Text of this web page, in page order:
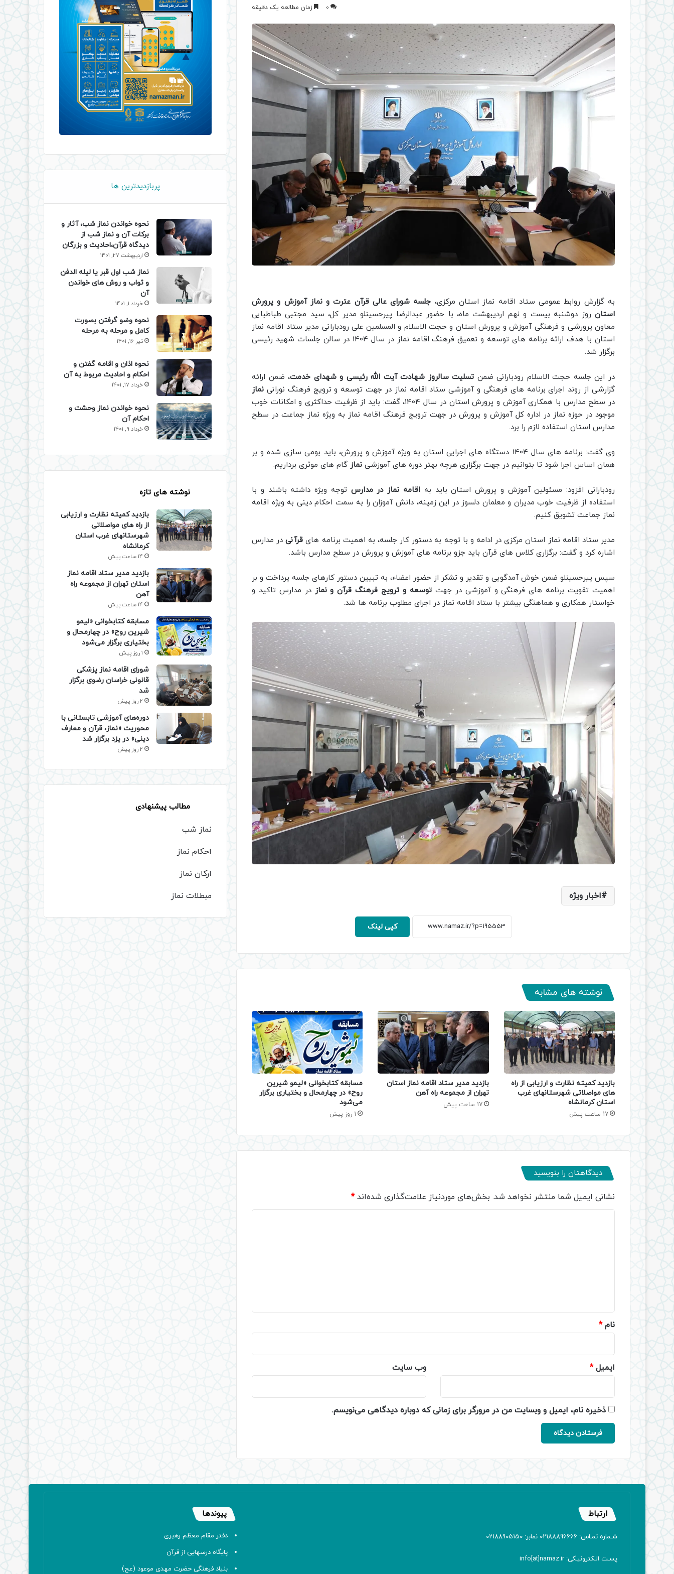
0 زمان مطالعه یک دقیقه
به گزارش روابط عمومی ستاد اقامه نماز استان مرکزی، جلسه شورای عالی قرآن عترت و نماز آموزش و پرورش
استان روز دوشنبه بیست و نهم اردیبهشت ماه، با حضور عبدالرضا پیرحسینلو مدیر کل، سید مجتبی طباطبایی
معاون پرورشی و فرهنگی آموزش و پرورش استان و حجت الاسلام و المسلمین علی رودبارانی مدیر ستاد اقامه نماز
استان با هدف ارائه برنامه های توسعه و تعمیق فرهنگ اقامه نماز در سال 1404 در سالن جلسات شهید رئیسی
برگزار شد.
در این جلسه حجت الاسلام رودبارانی ضمن تسلیت سالروز شهادت آیت الله رئیسی و شهدای خدمت، ضمن ارائه
گزارشی از روند اجرای برنامه های فرهنگی و آموزشی ستاد اقامه نماز در جهت توسعه و ترویج فرهنگ نورانی نماز
در سطح مدارس با همکاری آموزش و پرورش استان در سال 1404، گفت: باید از ظرفیت حداکثری و امکانات خوب
موجود در حوزه نماز در اداره کل آموزش و پرورش در جهت ترویج فرهنگ اقامه نماز به ویژه نماز جماعت در سطح
مدارس استان استفاده لازم را برد.
وی گفت: برنامه های سال 1404 دستگاه های اجرایی استان به ویژه آموزش و پرورش، باید بومی سازی شده و بر
همان اساس اجرا شود تا بتوانیم در جهت برگزاری هرچه بهتر دوره های آموزشی نماز گام های موثری برداریم.
رودبارانی افزود: مسئولین آموزش و پرورش استان باید به اقامه نماز در مدارس توجه ویژه داشته باشند و با
استفاده از ظرفیت خوب مدیران و معلمان دلسوز در این زمینه، دانش آموزان را به سمت احکام دینی به ویژه اقامه
نماز جماعت تشویق کنیم.
مدیر ستاد اقامه نماز استان مرکزی در ادامه و با توجه به دستور کار جلسه، به اهمیت برنامه های قرآنیدر مدارس
اشاره کرد و گفت: برگزاری کلاس های قرآن باید جزو برنامه های آموزش و پرورش در سطح مدارس باشد.
سپس پیرحسینلو ضمن خوش آمدگویی و تقدیر و تشکر از حضور اعضاء، به تبیین دستور کارهای جلسه پرداخت و بر
اهمیت تقویت برنامه های فرهنگی و آموزشی در جهتتوسعه و ترویج فرهنگ قرآن و نماز در مدارس تاکید و
خواستار همکاری و هماهنگی بیشتر با ستاد اقامه نماز در اجرای مطلوب برنامه ها شد.
اخبار ویژه
کپی لینک
نوشته های مشابه
بازدید کمیته نظارت و ارزیابی از راه
های مواصلاتی شهرستانهای غرب
استان کرمانشاه
17 ساعت پیش
بازدید مدیر ستاد اقامه نماز استان
تهران از مجموعه راه آهن
17 ساعت پیش
مسابقه کتابخوانی «لیمو شیرین
روح» در چهارمحال و بختیاری برگزار
می‌شود
1 روز پیش
دیدگاهتان را بنویسید
نشانی ایمیل شما منتشر نخواهد شد. بخش‌های موردنیاز علامت‌گذاری شده‌اند*
نام*
ایمیل* وب‌ سایت
ذخیره نام، ایمیل و وبسایت من در مرورگر برای زمانی که دوباره دیدگاهی می‌نویسم.
پربازدیدترین ها
نحوه خواندن نماز شب، آثار و
برکات آن و نماز شب از
دیدگاه قرآن،احادیث و بزرگان
اردیبهشت 27, 1401
نماز شب اول قبر یا لیله الدفن
و ثواب و روش های خواندن
آن
خرداد 1, 1401
نحوه وضو گرفتن بصورت
کامل و مرحله به مرحله
تیر 16, 1401
نحوه اذان و اقامه گفتن و
احکام و احادیث مربوط به آن
خرداد 17, 1401
نحوه خواندن نماز وحشت و
احکام آن
خرداد 9, 1401
نوشته های تازه
بازدید کمیته نظارت و ارزیابی
از راه های مواصلاتی
شهرستانهای غرب استان
کرمانشاه
14 ساعت پیش
بازدید مدیر ستاد اقامه نماز
استان تهران از مجموعه راه
آهن
14 ساعت پیش
مسابقه کتابخوانی «لیمو
شیرین روح» در چهارمحال و
بختیاری برگزار می‌شود
1 روز پیش
شورای اقامه نماز پزشکی
قانونی خراسان رضوی برگزار
شد
2 روز پیش
دوره‌های آموزشی تابستانی با
محوریت «نماز، قرآن و معارف
دینی» در یزد برگزار شد
2 روز پیش
مطالب پیشنهادی
نماز شب
احکام نماز
ارکان نماز
مبطلات نماز
ارتباط
شـماره تمـاس: 02188896666 نمابر: 02188905150
پسـت الـکترونیـکی: info[at]namaz.ir
پیوندها
دفتر مقام معظم رهبری
پایگاه درسهایی از قرآن
بنیاد فرهنگی حضرت مهدی موعود (عج)